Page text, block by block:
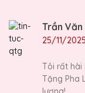
Trần
25/11/2025
Tôi rất hài
Tặng Pha